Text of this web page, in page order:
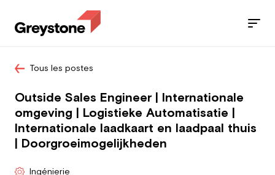
Jobs
Nos services
Secteurs
Blog
Tous les postes
Outside Sales Engineer | Internationale
omgeving | Logistieke Automatisatie |
Internationale laadkaart en laadpaal thuis
| Doorgroeimogelijkheden
Ingénierie